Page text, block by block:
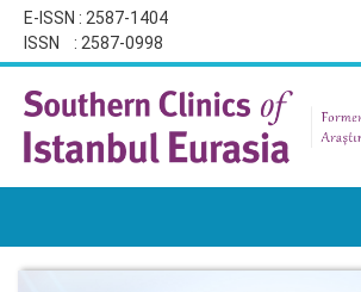
E-ISSN : 2587-1404
ISSN : 2587-0998